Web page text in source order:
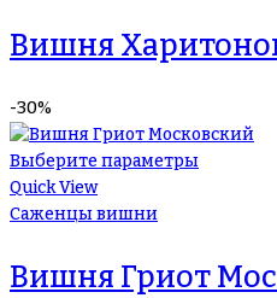
Вишня
-30%
Выберите параметры
Quick View
Саженцы вишни
Вишня Гриот